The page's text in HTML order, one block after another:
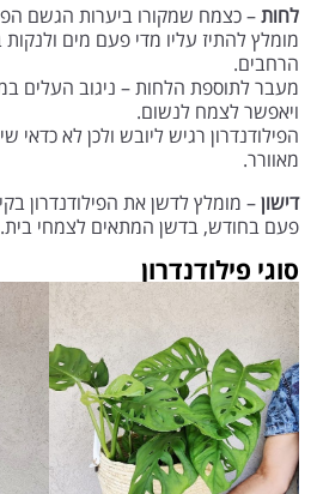
לחות– כצמח שמקורו ביערות הגשם
מומלץ להתיז עליו מדי פעם מים
הרחבים.
מעבר לתוספת הלחות – ניגוב העלים
ויאפשר לצמח לנשום.
הפילודנדרון רגיש ליובש ולכן לא כדאי
מאוורר.
דישון– מומלץ לדשן את הפילודנדרון
פעם בחודש, בדשן המתאים לצמחי בית.
סוגי פילודנדרון